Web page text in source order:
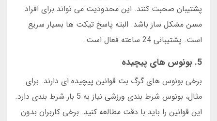
پشتیبان صحبت کنند. این محدودیت می تواند برای افراد
مسن مشکل ساز باشد. البته پاسخ تیکت ها بسیار سریع
است. پشتیبانی 24 ساعته فعال است.
5. بونوس های پیچیده
برخی بونوس های گرگ بت قوانین پیچیده ای دارند. برای
مثال، بونوس شرط بندی ورزشی نیاز به 5 بار شرط بندی دارد.
این قوانین را باید با دقت مطالعه کنید. برخی کاربران بدون